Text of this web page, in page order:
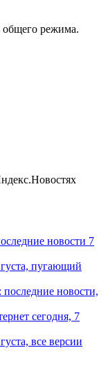
общего режима.
новости 7
пугающий
новости,
сегодня, 7
все версии